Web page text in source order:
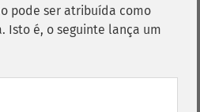
pode ser atribuída como
Isto é, o seguinte lança um